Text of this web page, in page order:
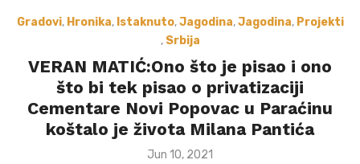
Gradovi, Hronika, Istaknuto,Jagodina,Jagodina, Projekti
, Srbija
VERAN MATIĆ:Ono što je pisao i ono
što bi tek pisao o privatizaciji
Cementare Novi Popovac u Paraćinu
koštalo je života Milana Pantića
Posted
Jun 10, 2021